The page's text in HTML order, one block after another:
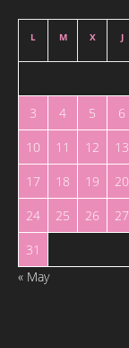
L M X J
3
4 5 6
10
11 12 13
17
18 19 20
24
25 26 27
31
« May